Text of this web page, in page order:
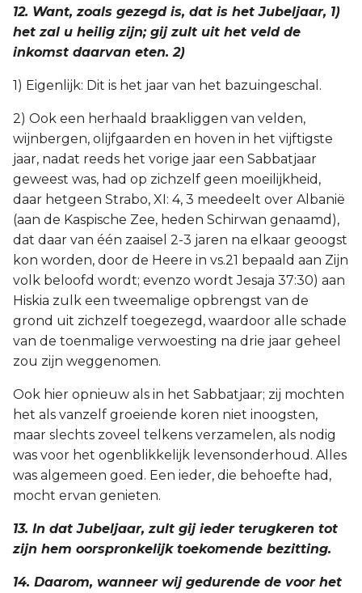
12. Want, zoals gezegd is, dat is het Jubeljaar, 1)
het zal u heilig zijn; gij zult uit het veld de
inkomst daarvan eten. 2)
1) Eigenlijk: Dit is het jaar van het bazuingeschal.
2) Ook een herhaald braakliggen van velden,
wijnbergen, olijfgaarden en hoven in het vijftigste
jaar, nadat reeds het vorige jaar een Sabbatjaar
geweest was, had op zichzelf geen moeilijkheid,
daar hetgeen Strabo, XI: 4, 3 meedeelt over Albanië
(aan de Kaspische Zee, heden Schirwan genaamd),
dat daar van één zaaisel 2-3 jaren na elkaar geoogst
kon worden, door de Heere in vs.21 bepaald aan Zijn
volk beloofd wordt; evenzo wordt Jesaja 37:30) aan
Hiskia zulk een tweemalige opbrengst van de
grond uit zichzelf toegezegd, waardoor alle schade
van de toenmalige verwoesting na drie jaar geheel
zou zijn weggenomen.
Ook hier opnieuw als in het Sabbatjaar; zij mochten
het als vanzelf groeiende koren niet inoogsten,
maar slechts zoveel telkens verzamelen, als nodig
was voor het ogenblikkelijk levensonderhoud. Alles
was algemeen goed. Een ieder, die behoefte had,
mocht ervan genieten.
13. In dat Jubeljaar, zult gij ieder terugkeren tot
zijn hem oorspronkelijk toekomende bezitting.
14. Daarom, wanneer wij gedurende de voor het